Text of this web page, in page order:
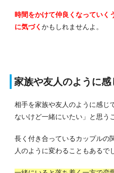
時間をかけて仲良くなっていく
に気づく かもしれませんよ。
家族や友人のように感
相手を家族や友人のように感じ
ないけど一緒にいたい」と思う
長く付き合っているカップルの
人のように変わることもあるで